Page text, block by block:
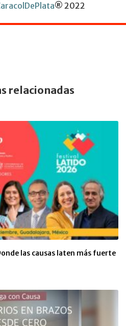
® 2022
relacionadas
las causas laten más fuerte